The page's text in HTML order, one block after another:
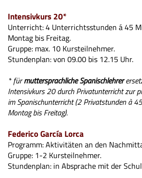
Intensivkurs 20*
Unterricht: 4 Unterrichtsstunden á 45
Montag bis Freitag.
Gruppe: max. 10 Kursteilnehmer.
Stundenplan: von 09.00 bis 12.15 Uhr.
* fürmuttersprachliche Spanischlehrer
Intensivkurs 20 durch Privatunterricht zur
im Spanischunterricht (2 Privatstunden à
Montag bis Freitag).
Federico García Lorca
Programm: Aktivitäten an den
Gruppe: 1-2 Kursteilnehmer.
Stundenplan: in Absprache mit der